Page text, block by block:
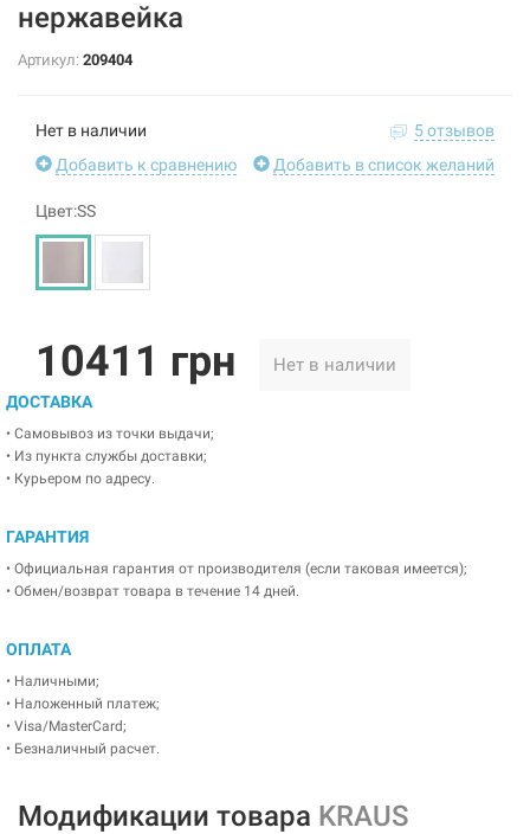
нержавейка
Артикул: 209404
Нет в наличии
5 отзывов
Добавить к сравнению
Добавить в список желаний
Цвет:SS
10411 грн Нет в наличии
ДОСТАВКА
• Самовывоз из точки выдачи;
• Из пункта службы доставки;
• Курьером по адресу.
ГАРАНТИЯ
• Официальная гарантия от производителя (если таковая имеется);
• Обмен/возврат товара в течение 14 дней.
ОПЛАТА
• Наличными;
• Наложенный платеж;
• Visa/MasterCard;
• Безналичный расчет.
Модификации товара KRAUS